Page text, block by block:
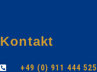
Kontakt
+49 (0) 911 444 525